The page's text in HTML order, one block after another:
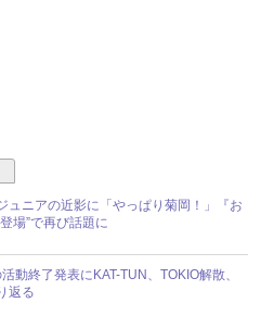
ュニアの近影に「やっぱり菊岡！」『お
場”で再び話題に
動終了発表にKAT-TUN、TOKIO解散、
返る